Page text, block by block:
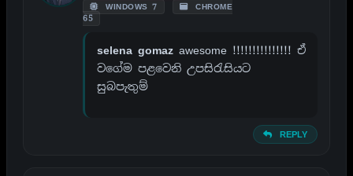
WINDOWS 7
CHROME
65
selena gomaz awesome !!!!!!!!!!!!!!! ඒ
වගේම පළවෙනි උපසිරැසියට
සුබපැතුම්
REPLY